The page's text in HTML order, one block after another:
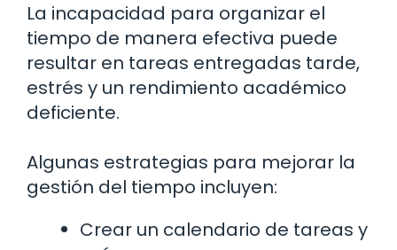
La incapacidad para organizar el
tiempo de manera efectiva puede
resultar en tareas entregadas tarde,
estrés y un rendimiento académico
deficiente.
Algunas estrategias para mejorar la
gestión del tiempo incluyen:
Crear un calendario de tareas y